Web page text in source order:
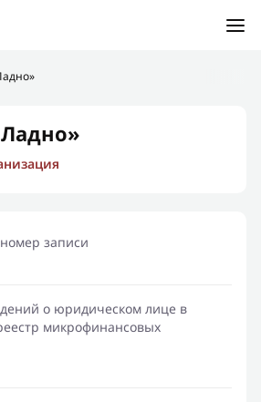
записи
о юридическом лице в
микрофинансовых
форма не найдена.
нам
в ближайшее время и сообщим
новый запрос